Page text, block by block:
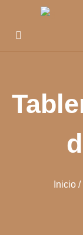
Inicio/